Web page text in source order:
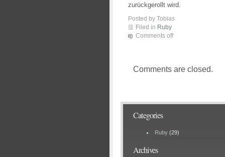
zurückgerollt wird.
Posted by Tobias
Filed in Ruby
Comments off
Comments are closed.
Categories
Ruby (29)
Archives